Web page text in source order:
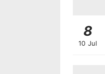
8
10 Jul